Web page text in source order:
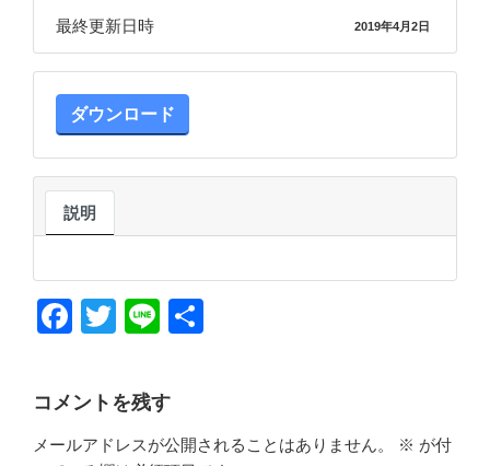
最終更新日時 2019年4月2日
ダウンロード
説明
F
c
e
b
T
tt
er
Li
e
コメントを残す
メールアドレスが公開されることはありません。 ※ が付